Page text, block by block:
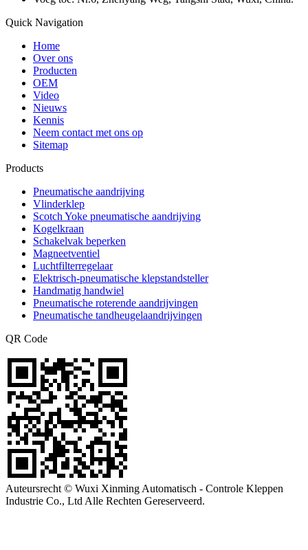
Quick Navigation
Home
Over ons
Producten
OEM
Video
Nieuws
Kennis
Neem contact met ons op
Sitemap
Products
Pneumatische aandrijving
Vlinderklep
Scotch Yoke pneumatische aandrijving
Kogelkraan
Schakelvak beperken
Magneetventiel
Luchtfilterregelaar
Elektrisch-pneumatische klepstandsteller
Handmatig handwiel
Pneumatische roterende aandrijvingen
Pneumatische tandheugelaandrijvingen
QR Code
Auteursrecht © Wuxi Xinming Automatisch - Controle Kleppen
Industrie Co., Ltd Alle Rechten Gereserveerd.